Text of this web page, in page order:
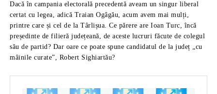
Dacă în campania electorală precedentă aveam un singur liberal
certat cu legea, adică Traian Ogâgău, acum avem mai mulți,
printre care și cel de la Târlișua. Ce părere are Ioan Turc, încă
președinte de filieră județeană, de aceste lucruri făcute de colegul
său de partid? Dar oare ce poate spune candidatul de la județ „cu
mâinile curate”, Robert Sighiartău?